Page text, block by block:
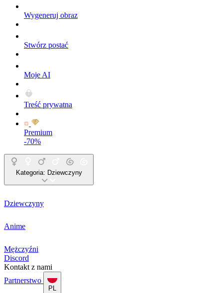
Wygeneruj obraz
Stwórz postać
Moje AI
Treść prywatna
Premium
-70%
Kategoria: Dziewczyny
Dziewczyny
Anime
Mężczyźni
Discord
Kontakt z nami
Partnerstwo
PL